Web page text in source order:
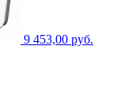
9 453,00 руб.